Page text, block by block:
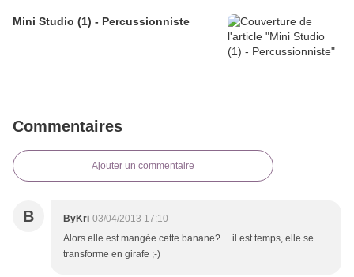
Mini Studio (1) - Percussionniste
Commentaires
Ajouter un commentaire
B ByKri 03/04/2013 17:10
Alors elle est mangée cette banane? ... il est temps, elle se
transforme en girafe ;-)